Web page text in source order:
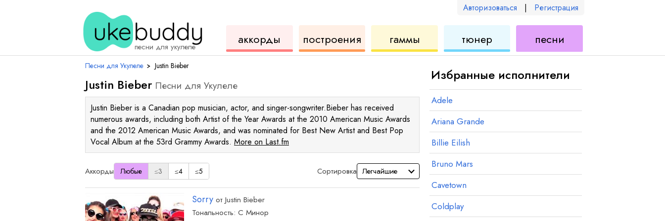
Авторизоваться | Регистрация
песни для укулеле
аккорды
для
укулеле
инструмент
для
построения
аккордов
гаммы
для
тюнер песни
для
Песни для Укулеле › Justin Bieber
Justin Bieber Песни для Укулеле
Justin Bieber is a Canadian pop musician, actor, and singer-songwriter.Bieber has received
numerous awards, including both Artist of the Year Awards at the 2010 American Music Awards
and the 2012 American Music Awards, and was nominated for Best New Artist and Best Pop
Vocal Album at the 53rd Grammy Awards. More on Last.fm
Аккорды Любые ≤3 ≤4 ≤5 Сортировка
Sorry от Justin Bieber
Тональность: C Минор
аккорд аккордаккорд
Избранные исполнители
Adele
Ariana Grande
Billie Eilish
Bruno Mars
Cavetown
Coldplay